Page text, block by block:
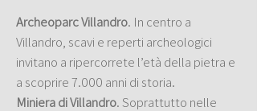
Archeoparc Villandro. In centro a
Villandro, scavi e reperti archeologici
invitano a ripercorrete l’età della pietra e
a scoprire 7.000 anni di storia.
Miniera di Villandro. Soprattutto nelle